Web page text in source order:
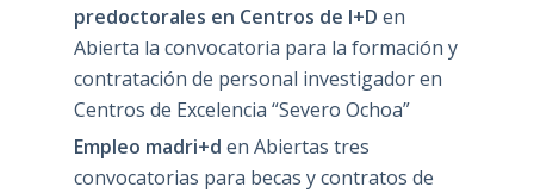
predoctorales en Centros de I+D en
Abierta la convocatoria para la formación y
contratación de personal investigador en
Centros de Excelencia “Severo Ochoa”
Empleo madri+d en Abiertas tres
convocatorias para becas y contratos de